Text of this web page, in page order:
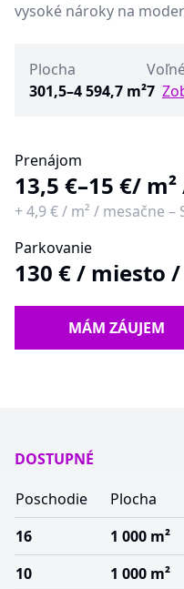
vysoké nároky na
Plocha
301,5–4 594,7 m²7
Prenájom
13,5 €–15 €/
+4,9 €/ m² / mesačne –
Parkovanie
130 €/ miesto
MÁM ZÁUJEM
DOSTUPNÉ
Poschodie
Plocha
16
1 000 m²
10
1 000 m²